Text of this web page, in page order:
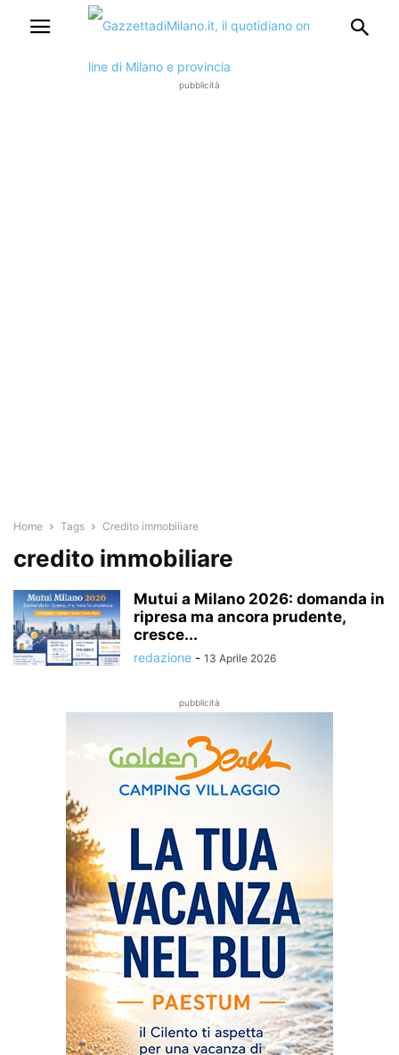
pubblicità
Home Tags Credito immobiliare
credito immobiliare
Mutui a Milano 2026: domanda in
ripresa ma ancora prudente,
cresce...
redazione - 13 Aprile 2026
pubblicità